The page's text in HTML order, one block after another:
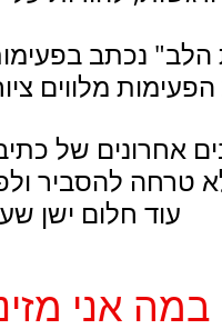
הלב" נכתב
מלווים
אחרונים של
טרחה להסביר
עוד חלום ישן
במה אני